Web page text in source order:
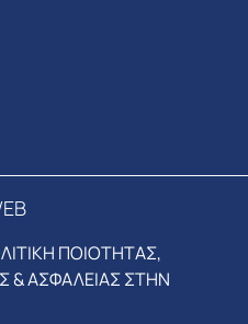
ΠΟΙΟΤΗΤΑΣ,
& ΑΣΦΑΛΕΙΑΣ ΣΤΗΝ